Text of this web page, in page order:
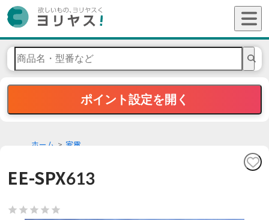
ポイント設定を開く
ホーム 家電
EE-SPX613